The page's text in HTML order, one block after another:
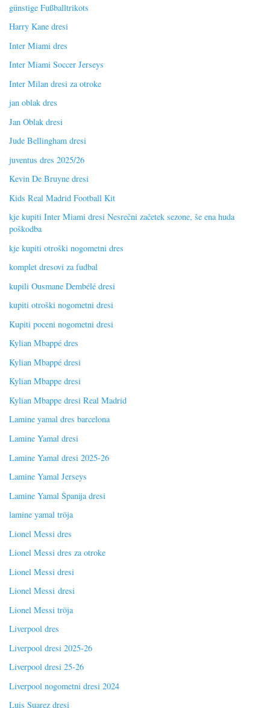
günstige Fußballtrikots
Harry Kane dresi
Inter Miami dres
Inter Miami Soccer Jerseys
Inter Milan dresi za otroke
jan oblak dres
Jan Oblak dresi
Jude Bellingham dresi
juventus dres 2025/26
Kevin De Bruyne dresi
Kids Real Madrid Football Kit
kje kupiti Inter Miami dresi Nesrečni začetek sezone, še ena huda
poškodba
kje kupiti otroški nogometni dres
komplet dresovi za fudbal
kupili Ousmane Dembélé dresi
kupiti otroški nogometni dresi
Kupiti poceni nogometni dresi
Kylian Mbappé dres
Kylian Mbappé dresi
Kylian Mbappe dresi
Kylian Mbappe dresi Real Madrid
Lamine yamal dres barcelona
Lamine Yamal dresi
Lamine Yamal dresi 2025-26
Lamine Yamal Jerseys
Lamine Yamal Španija dresi
lamine yamal tröja
Lionel Messi dres
Lionel Messi dres za otroke
Lionel Messi dresi
Lionel Messi dresi
Lionel Messi tröja
Liverpool dres
Liverpool dresi 2025-26
Liverpool dresi 25-26
Liverpool nogometni dresi 2024
Luis Suarez dresi